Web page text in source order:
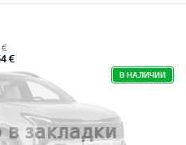
закладки
€
В НАЛИЧИИ